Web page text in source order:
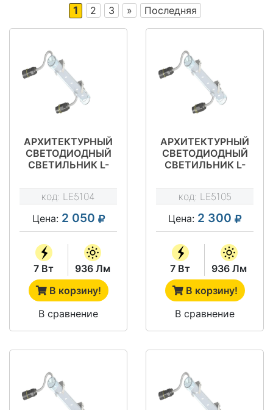
1 2 3 » Последняя
АРХИТЕКТУРНЫЙ
СВЕТОДИОДНЫЙ
СВЕТИЛЬНИК L-
код: LE5104
Цена: 2 050
7 Вт
936 Лм
В корзину!
В сравнение
АРХИТЕКТУРНЫЙ
СВЕТОДИОДНЫЙ
СВЕТИЛЬНИК L-
(МОНОХРОМ)
код: LE5105
Цена: 2 300
7 Вт
936 Лм
В корзину!
В сравнение